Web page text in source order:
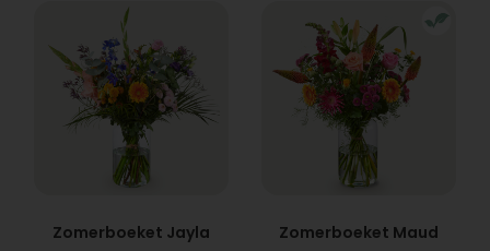
Zomerboeket Jayla Zomerboeket Maud